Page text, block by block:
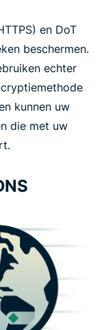
en DoT
beschermen.
echter
kunnen uw
die met uw